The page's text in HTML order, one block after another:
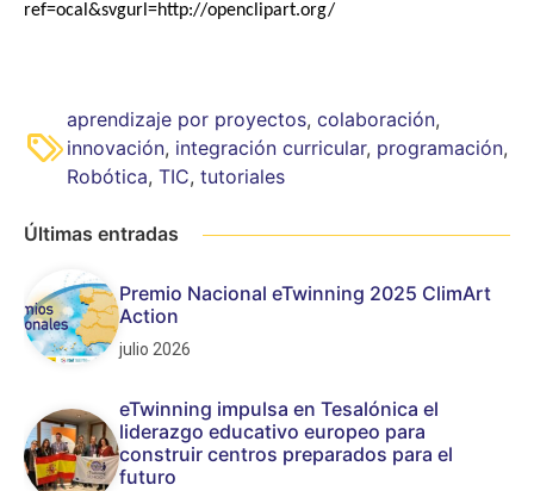
ref=ocal&svgurl=http://openclipart.org/
aprendizaje por proyectos, colaboración,
innovación, integración curricular, programación,
Robótica, TIC, tutoriales
Últimas entradas
Premio Nacional eTwinning 2025 ClimArt
Action
julio 2026
eTwinning impulsa en Tesalónica el
liderazgo educativo europeo para
construir centros preparados para el
futuro